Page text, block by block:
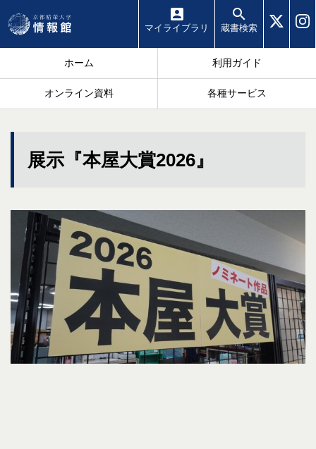
マイ ライブラリ 蔵書検索
ホーム 利用ガイド
オンライン資料 各種サービス
展示『本屋大賞2026』